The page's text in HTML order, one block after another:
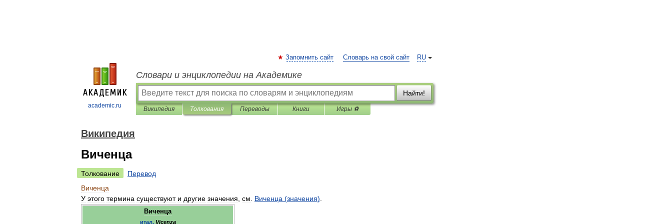
academic.ru
RU
Запомнить сайт Словарь на свой сайт
Словари и энциклопедии на Академике
Найти!
Википедия Толкования Переводы Книги Игры ⚽
Википедия
Виченца
Толкование
Перевод
Виченца
У этого термина существуют и другие значения см Виченца (значения)
Виченца
итал. Vicenza